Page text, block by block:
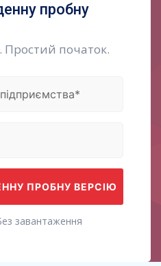
пробну
Простий початок.
завантаження